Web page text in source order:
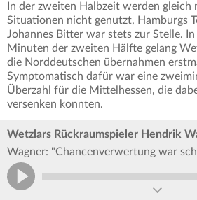
In der zweiten Halbzeit werden gleich
Situationen nicht genutzt, Hamburgs
Johannes Bitter war stets zur Stelle.
Minuten der zweiten Hälfte gelang
die Norddeutschen übernahmen
Symptomatisch dafür war eine
Überzahl für die Mittelhessen, die
versenken konnten.
Wetzlars Rückraumspieler Hendrik
Wagner: "Chancenverwertung war